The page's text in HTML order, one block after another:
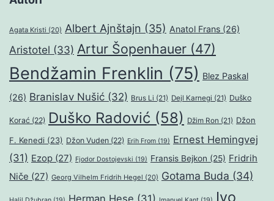
Agata Kristi (20) Albert Ajnštajn (35) Anatol Frans (26)
Aristotel (33) Artur Šopenhauer (47)
Bendžamin Frenklin (75) Blez Paskal
(26) Branislav Nušić (32) Brus Li (21) Dejl Karnegi (21) Duško
Korać (22) Duško Radović (58) Džim Ron (21) Džon
F. Kenedi (23) Džon Vuden (22) Erih From (19) Ernest Hemingvej
(31) Ezop (27) Fjodor Dostojevski (19) Fransis Bejkon (25) Fridrih
Niče (27) Georg Vilhelm Fridrih Hegel (20) Gotama Buda (34)
Ivo